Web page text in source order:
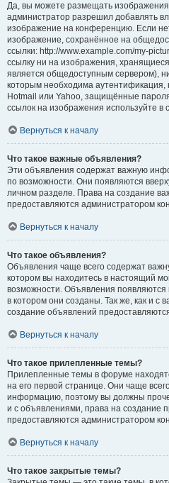
Да, вы можете размещать
администратор разрешил добавлять
изображение на конференцию. Если
изображение, сохранённое на
ссылки: http://www.example.com/my-
ссылку ни на изображения,
является общедоступным сервером),
которым необходима аутентификация,
Hotmail или Yahoo, защищённые
ссылок на изображения используйте в
Вернуться к началу
Что такое важные объявления?
Эти объявления содержат важную
по возможности. Они появляются
личном разделе. Права на создание
предоставляются администратором
Вернуться к началу
Что такое объявления?
Объявления чаще всего содержат
котором вы находитесь в настоящий
возможности. Объявления
в котором они созданы. Так же, как и
создание объявлений
Вернуться к началу
Что такое прилепленные темы?
Прилепленные темы в форуме
на его первой странице. Они чаще
информацию, поэтому вы должны
и с объявлениями, права на создание
предоставляются администратором
Вернуться к началу
Что такое закрытые темы?